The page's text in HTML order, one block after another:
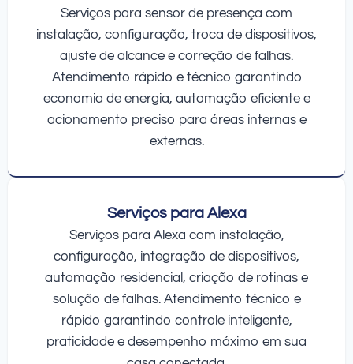
Serviços para sensor de presença com
instalação, configuração, troca de dispositivos,
ajuste de alcance e correção de falhas.
Atendimento rápido e técnico garantindo
economia de energia, automação eficiente e
acionamento preciso para áreas internas e
externas.
Serviços para Alexa
Serviços para Alexa com instalação,
configuração, integração de dispositivos,
automação residencial, criação de rotinas e
solução de falhas. Atendimento técnico e
rápido garantindo controle inteligente,
praticidade e desempenho máximo em sua